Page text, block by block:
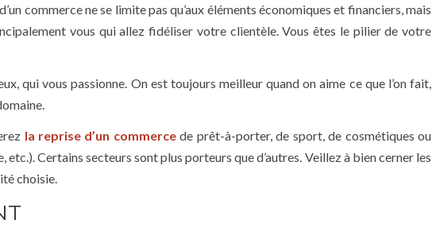
commerce ne se limite pas qu’aux éléments économiques et financiers, mais
vous qui allez fidéliser votre clientèle. Vous êtes le pilier de votre
qui vous passionne. On est toujours meilleur quand on aime ce que l’on fait,
la reprise d’un commercede prêt-à-porter, de sport, de cosmétiques ou
Certains secteurs sont plus porteurs que d’autres. Veillez à bien cerner les
choisie.